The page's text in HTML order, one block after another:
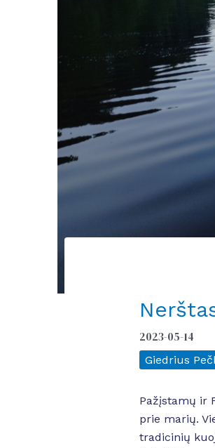
2023-05-14
Giedrius
Pažįstamų ir
prie marių.
tradicinių